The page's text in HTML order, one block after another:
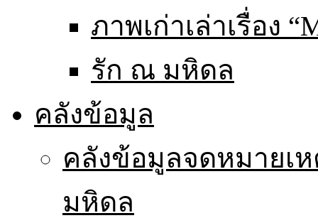
ภาพเก่าเล่าเรื่อง
รัก ณ มหิดล
คลังข้อมูล
คลังข้อมูลจดหมาย
มหิดล